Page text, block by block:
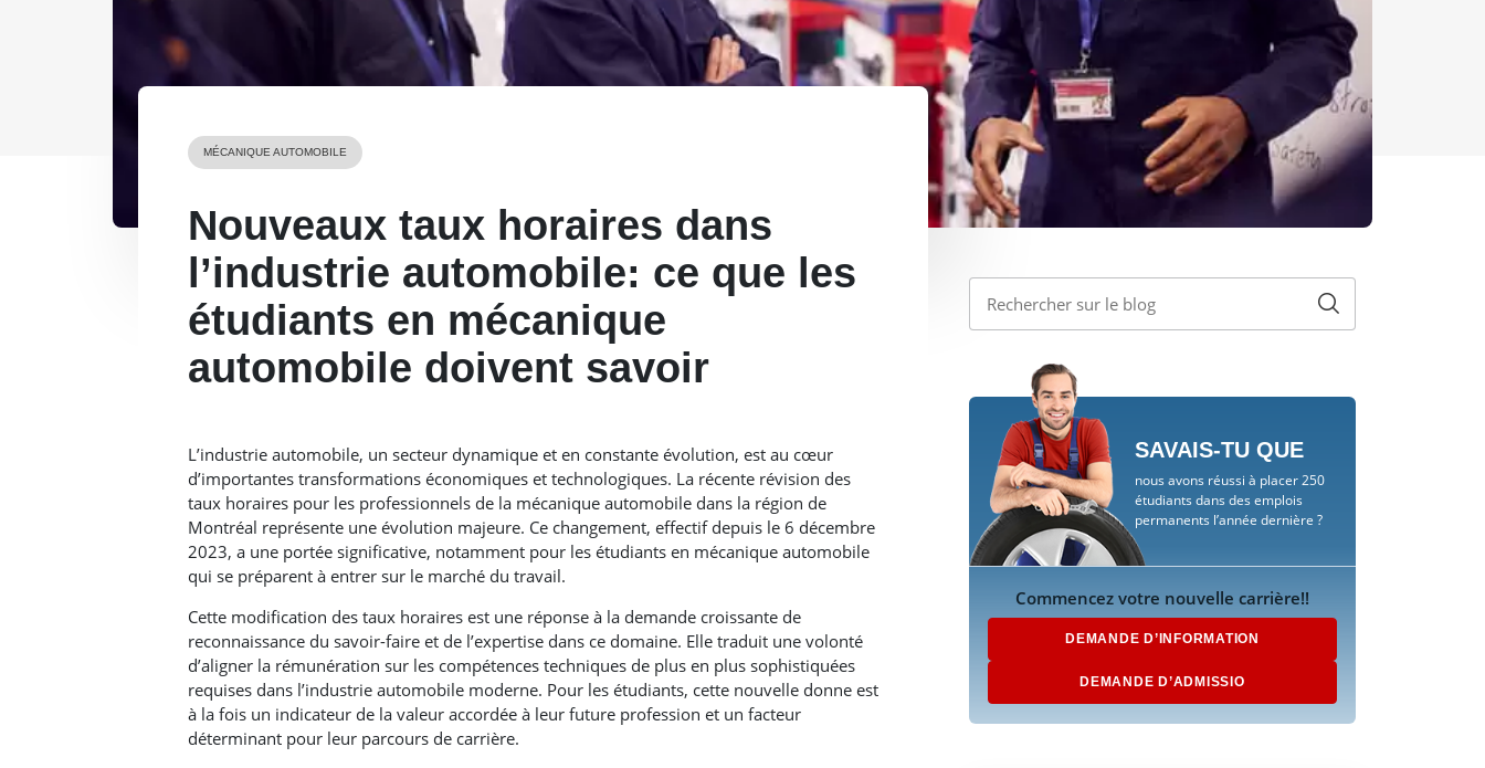
MÉCANIQUE AUTOMOBILE
Nouveaux taux horaires dans
l’industrie automobile: ce que les
étudiants en mécanique
automobile doivent savoir
L’industrie automobile, un secteur dynamique et en constante évolution, est au cœur
d’importantes transformations économiques et technologiques. La récente révision des
taux horaires pour les professionnels de la mécanique automobile dans la région de
Montréal représente une évolution majeure. Ce changement, effectif depuis le 6 décembre
2023, a une portée significative, notamment pour les étudiants en mécanique automobile
qui se préparent à entrer sur le marché du travail.
Cette modification des taux horaires est une réponse à la demande croissante de
reconnaissance du savoir-faire et de l’expertise dans ce domaine. Elle traduit une volonté
d’aligner la rémunération sur les compétences techniques de plus en plus sophistiquées
requises dans l’industrie automobile moderne. Pour les étudiants, cette nouvelle donne est
à la fois un indicateur de la valeur accordée à leur future profession et un facteur
déterminant pour leur parcours de carrière.
SAVAIS-TU QUE
nous avons réussi à placer 250
étudiants dans des emplois
permanents l’année dernière ?
Commencez votre nouvelle carrière!!
DEMANDE D’INFORMATION
DEMANDE D’ADMISSIO